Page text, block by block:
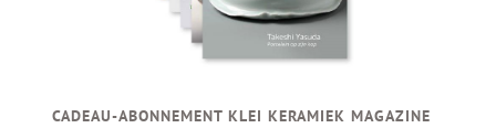
CADEAU-ABONNEMENT KLEI KERAMIEK MAGAZINE